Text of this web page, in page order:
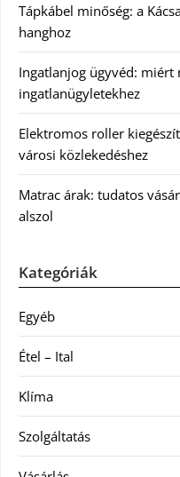
Tápkábel minőség: a
hanghoz
Ingatlanjog ügyvéd: miért
ingatlanügyletekhez
Elektromos roller
városi közlekedéshez
Matrac árak: tudatos
alszol
Kategóriák
Egyéb
Étel – Ital
Klíma
Szolgáltatás